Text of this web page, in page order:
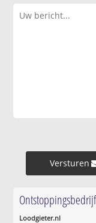
Versturen »
Loodgieter.nl